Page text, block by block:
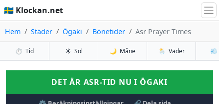
🇸🇪 Klockan.net
Hem Städer Ōgaki Bönetider Asr Prayer Times
⏱️ Tid ☀️ Sol 🌙 Måne 🌦️ Väder 💨
DET ÄR ASR-TID NU I ŌGAKI